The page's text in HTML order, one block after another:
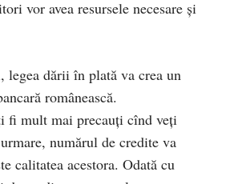
vor avea resursele necesare și
legea dării în plată va crea un
românească.
fi mult mai precauți cînd veți
numărul de credite va
calitatea acestora. Odată cu